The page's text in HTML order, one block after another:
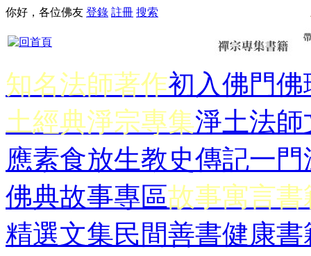
你好，各位佛友 登錄 註冊 搜索
知名法師著作初入佛門佛
土經典淨宗專集淨土法師
應素食放生教史傳記一門
佛典故事專區故事寓言書
精選文集民間善書健康書